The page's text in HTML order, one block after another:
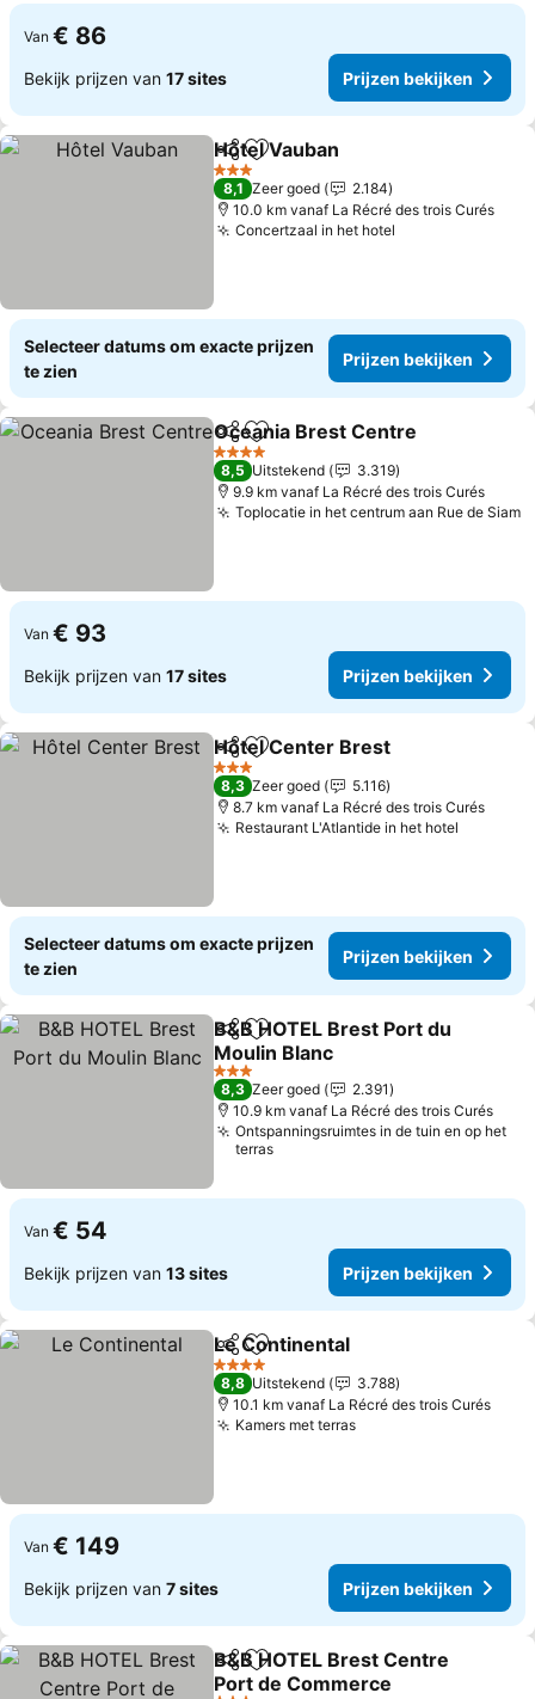
Van € 86
Bekijk prijzen van 17 sites Prijzen bekijken
DelenToevoegen aan favorieten
Hôtel Vauban
3 Sterren
8,1 Zeer goed
2.184
10.0 km vanaf La Récré des trois Curés
Concertzaal in het hotel
Selecteer datums om exacte prijzen
te zien
Prijzen bekijken
DelenToevoegen aan favorieten
Oceania Brest Centre
4 Sterren
8,5 Uitstekend
3.319
9.9 km vanaf La Récré des trois Curés
Toplocatie in het centrum aan Rue de Siam
Van € 93
Bekijk prijzen van 17 sites Prijzen bekijken
DelenToevoegen aan favorieten
Hôtel Center Brest
3 Sterren
8,3 Zeer goed
5.116
8.7 km vanaf La Récré des trois Curés
Restaurant L'Atlantide in het hotel
Selecteer datums om exacte prijzen
te zien
Prijzen bekijken
DelenToevoegen aan favorieten
B&B HOTEL Brest Port du
Moulin Blanc
3 Sterren
8,3 Zeer goed
2.391
10.9 km vanaf La Récré des trois Curés
Ontspanningsruimtes in de tuin en op het
terras
Van € 54
Bekijk prijzen van 13 sites Prijzen bekijken
DelenToevoegen aan favorieten
Le Continental
4 Sterren
8,8 Uitstekend
3.788
10.1 km vanaf La Récré des trois Curés
Kamers met terras
Van € 149
Bekijk prijzen van 7 sites Prijzen bekijken
DelenToevoegen aan favorieten
B&B HOTEL Brest Centre
Port de Commerce